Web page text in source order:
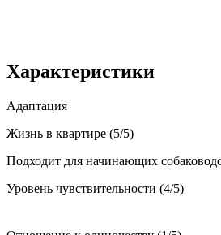
Характеристики
Адаптация
Жизнь в квартире (5/5)
Подходит для начинающих
Уровень чувствительности (4/5)